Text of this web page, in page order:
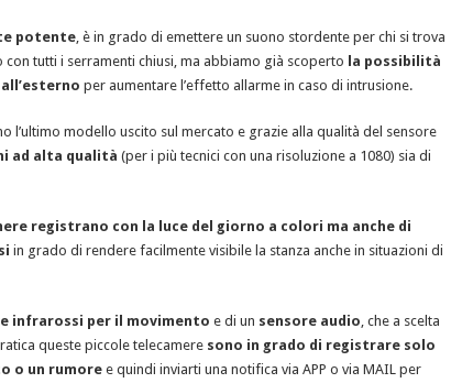
potente, è in grado di emettere un suono stordente per chi si trova
con tutti i serramenti chiusi, ma abbiamo già scoperto la possibilità
per aumentare l’effetto allarme in caso di intrusione.
l’ultimo modello uscito sul mercato e grazie alla qualità del sensore
ad alta qualità (per i più tecnici con una risoluzione a 1080) sia di
registrano con la luce del giorno a colori ma anche di
in grado di rendere facilmente visibile la stanza anche in situazioni di
infrarossi per il movimento e di un sensore audio , che a scelta
queste piccole telecamere sono in grado di registrare solo
o un rumoree quindi inviarti una notifica via APP o via MAIL per